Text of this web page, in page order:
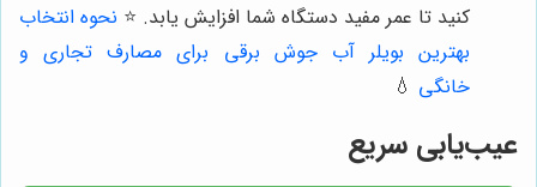
کنید تا عمر مفید دستگاه شما افزایش یابد. ⭐️ نحوه انتخاب
بهترین بویلر آب جوش برقی برای مصارف تجاری و
خانگی 💧
عیب‌یابی سریع